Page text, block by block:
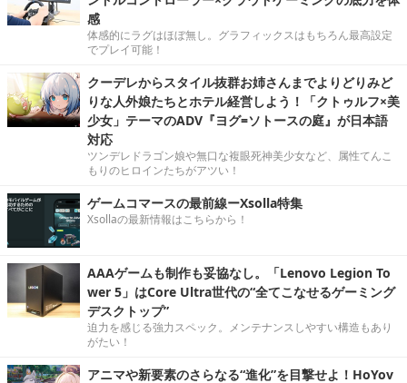
感
体感的にラグはほぼ無し。グラフィックスはもちろん最高設定
でプレイ可能！
クーデレからスタイル抜群お姉さんまでよりどりみど
りな人外娘たちとホテル経営しよう！「クトゥルフ×美
少女」テーマのADV『ヨグ=ソトースの庭』が日本語
対応
ツンデレドラゴン娘や無口な複眼死神美少女など、属性てんこ
もりのヒロインたちがアツい！
ゲームコマースの最前線ーXsolla特集
Xsollaの最新情報はこちらから！
AAAゲームも制作も妥協なし。「Lenovo Legion To
wer 5」はCore Ultra世代の“全てこなせるゲーミング
デスクトップ”
迫力を感じる強力スペック。メンテナンスしやすい構造もあり
がたい！
アニマや新要素のさらなる“進化”を目撃せよ！HoYov